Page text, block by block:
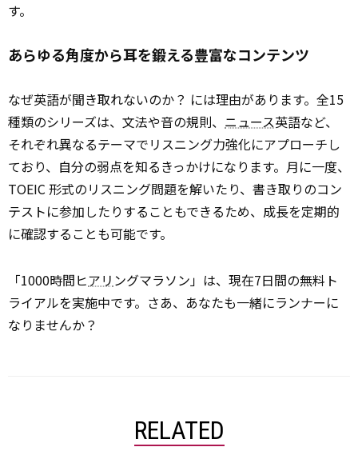
す。
あらゆる角度から耳を鍛える豊富なコンテンツ
なぜ英語が聞き取れないのか？ には理由があります。全15
種類のシリーズは、文法や音の規則、 ニュース英語など、
それぞれ異なるテーマでリスニング力強化にアプローチし
ており、自分の弱点を知るきっかけになります。月に一度、
TOEIC 形式のリスニング問題を解いたり、書き取りのコン
テストに参加したりすることもできるため、成長を定期的
に確認することも可能です。
「1000時間ヒアリ ングマラソン」は、現在7日間の無料ト
ライアルを実施中です。さあ、あなたも一緒にランナーに
なりませんか？
RELATED